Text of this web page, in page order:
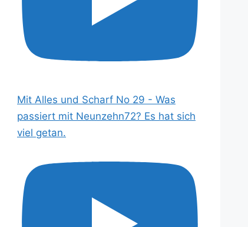
Mit Alles und Scharf No 29 - Was
passiert mit Neunzehn72? Es hat sich
viel getan.